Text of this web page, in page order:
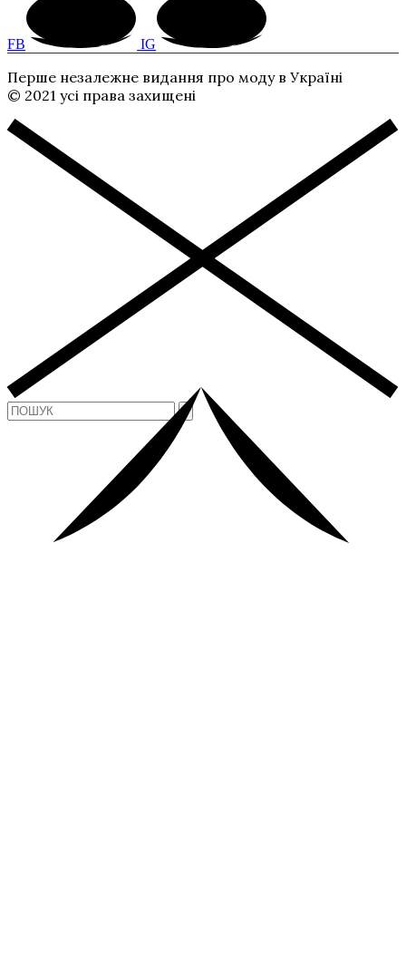
FB IG
Перше незалежне видання про моду в Україні
© 2021 усі права захищені